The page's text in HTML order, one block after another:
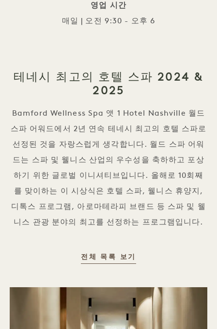
영업 시간
매일 | 오전 9:30 - 오후 6
테네시 최고의 호텔 스파 2024 &
2025
Bamford Wellness Spa 앳 1 Hotel Nashville 월드
스파 어워드에서 2년 연속 테네시 최고의 호텔 스파로
선정된 것을 자랑스럽게 생각합니다. 월드 스파 어워
드는 스파 및 웰니스 산업의 우수성을 축하하고 포상
하기 위한 글로벌 이니셔티브입니다. 올해로 10회째
를 맞이하는 이 시상식은 호텔 스파, 웰니스 휴양지,
디톡스 프로그램, 아로마테라피 브랜드 등 스파 및 웰
니스 관광 분야의 최고를 선정하는 프로그램입니다.
전체 목록 보기